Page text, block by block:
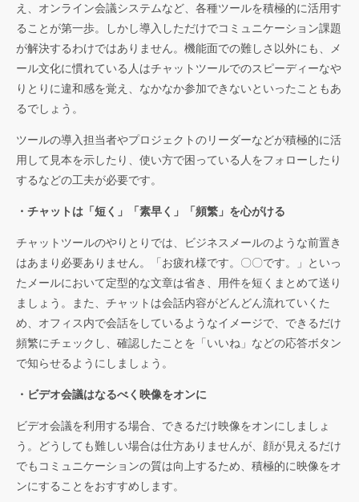
え、オンライン会議システムなど、各種ツールを積極的に活用す
ることが第一歩。しかし導入しただけでコミュニケーション課題
が解決するわけではありません。機能面での難しさ以外にも、メ
ール文化に慣れている人はチャットツールでのスピーディーなや
りとりに違和感を覚え、なかなか参加できないといったこともあ
るでしょう。
ツールの導入担当者やプロジェクトのリーダーなどが積極的に活
用して見本を示したり、使い方で困っている人をフォローしたり
するなどの工夫が必要です。
・チャットは「短く」「素早く」「頻繁」を心がける
チャットツールのやりとりでは、ビジネスメールのような前置き
はあまり必要ありません。「お疲れ様です。〇〇です。」といっ
たメールにおいて定型的な文章は省き、用件を短くまとめて送り
ましょう。また、チャットは会話内容がどんどん流れていくた
め、オフィス内で会話をしているようなイメージで、できるだけ
頻繁にチェックし、確認したことを「いいね」などの応答ボタン
で知らせるようにしましょう。
・ビデオ会議はなるべく映像をオンに
ビデオ会議を利用する場合、できるだけ映像をオンにしましょ
う。どうしても難しい場合は仕方ありませんが、顔が見えるだけ
でもコミュニケーションの質は向上するため、積極的に映像をオ
ンにすることをおすすめします。